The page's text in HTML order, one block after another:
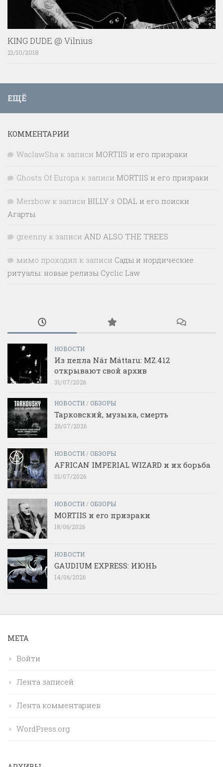
KING DUDE @ Vilnius
21/10/2018
ЕЩЁ
КОММЕНТАРИИ
WaclawSha к записи MORTIIS и его призраки
Ghosts Of Europa к записи MORTIIS и его призраки
Merzbow к записи BILLY ᛟ ODAL и его поиски
Агарты
greenny к записи AND ALSO THE TREES
мимо проходил к записи Сады и нордические
ритуалы: новые релизы Cyclic Law
НОВОСТИ
Из пепла Nár Máttaru: MZ.412
открывают свой архив
31/07/2026
НОВОСТИ / ОБЗОРЫ
Тарковский, музыка, смерть
26/07/2026
НОВОСТИ / ОБЗОРЫ
AFRICAN IMPERIAL WIZARD и их борьба
01/07/2026
НОВОСТИ / ОБЗОРЫ
MORTIIS и его призраки
18/06/2026
НОВОСТИ
GAUDIUM EXPRESS: ИЮНЬ
14/06/2026
МЕТА
Войти
Лента записей
Лента комментариев
WordPress.org